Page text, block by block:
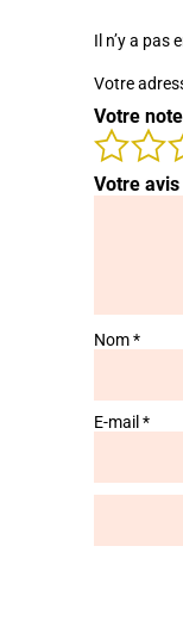
Il n’y a pas
Votre
Votre note
Votre avis
Nom*
E-mail *